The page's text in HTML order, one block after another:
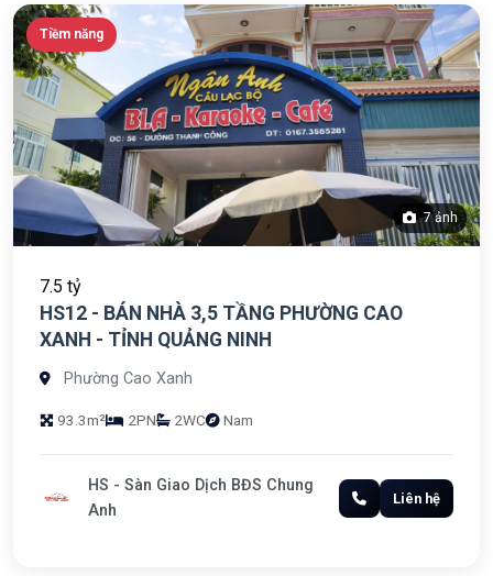
Tiềm năng
7 ảnh
7.5 tỷ
HS12 - BÁN NHÀ 3,5 TẦNG PHƯỜNG CAO
XANH - TỈNH QUẢNG NINH
Phường Cao Xanh
93.3m² 2PN 2WC Nam
HS - Sàn Giao Dịch BĐS Chung
Anh
Liên hệ